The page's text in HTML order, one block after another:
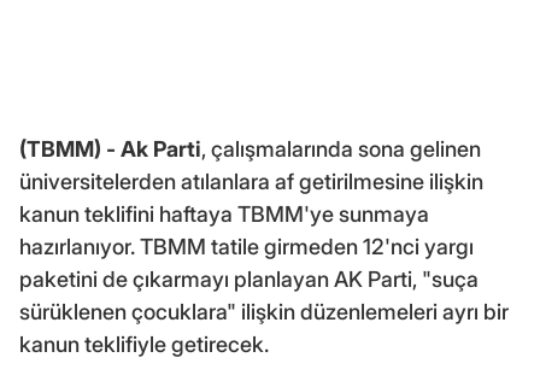
(TBMM) - Ak Parti, çalışmalarında sona gelinen
üniversitelerden atılanlara af getirilmesine ilişkin
kanun teklifini haftaya TBMM'ye sunmaya
hazırlanıyor. TBMM tatile girmeden 12'nci yargı
paketini de çıkarmayı planlayan AK Parti, "suça
sürüklenen çocuklara" ilişkin düzenlemeleri ayrı bir
kanun teklifiyle getirecek.